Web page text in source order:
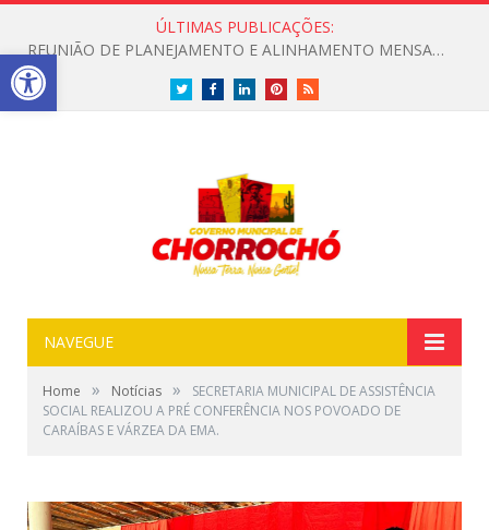
ÚLTIMAS PUBLICAÇÕES:
CONVITE A POPULAÇÃO PARA PARTICIPAR DE UMA MANHÃ ESPECIAL DEDICADA ASAÚDE
TwitterFacebookLinkedInPinterestRSS
NAVEGUE
Home » Notícias »
SECRETARIA MUNICIPAL DE ASSISTÊNCIA
SOCIAL REALIZOU A PRÉ CONFERÊNCIA NOS POVOADO DE
CARAÍBAS E VÁRZEA DA EMA.
Open toolbar